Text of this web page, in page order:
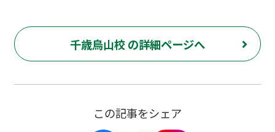
千歳烏山校 の詳細ページへ
この記事をシェア